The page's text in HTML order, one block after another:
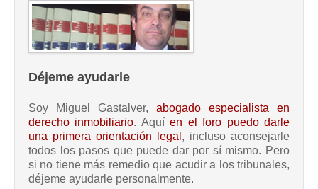
Déjeme ayudarle
Soy Miguel Gastalver, abogado especialista en
derecho inmobiliario. Aquíen el foro puedo darle
una primera orientación legal , incluso aconsejarle
todos los pasos que puede dar por sí mismo. Pero
si no tiene más remedio que acudir a los tribunales,
déjeme ayudarle personalmente.